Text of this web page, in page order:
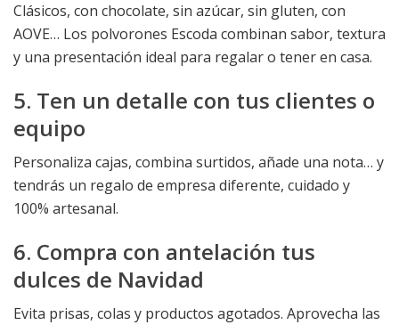
Clásicos, con chocolate, sin azúcar, sin gluten, con
AOVE… Los polvorones Escoda combinan sabor, textura
y una presentación ideal para regalar o tener en casa.
5. Ten un detalle con tus clientes o
equipo
Personaliza cajas, combina surtidos, añade una nota… y
tendrás un regalo de empresa diferente, cuidado y
100% artesanal.
6. Compra con antelación tus
dulces de Navidad
Evita prisas, colas y productos agotados. Aprovecha las